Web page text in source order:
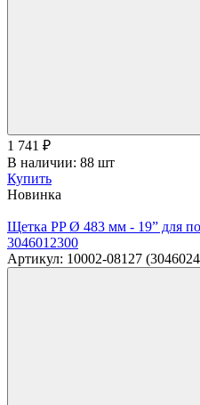
1 741 ₽
В наличии: 88 шт
Купить
Новинка
Щетка PP Ø 483 мм - 19” для
3046012300
Артикул: 10002-08127